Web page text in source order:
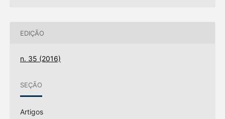
EDIÇÃO
n. 35 (2016)
SEÇÃO
Artigos